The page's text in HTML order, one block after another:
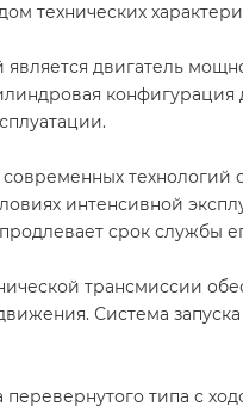
технических
двигатель
конфигурация
интенсивной
срок службы
трансмиссии
Система
типа с